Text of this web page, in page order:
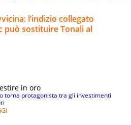
l’indizio collegato
può sostituire Tonali al
in oro
torna protagonista tra gli investimenti